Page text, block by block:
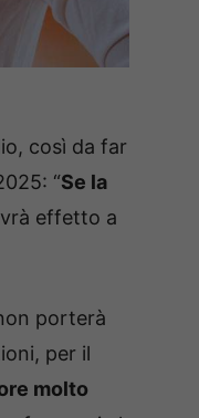
così da far
“Se la
effetto a
porterà
per il
molto